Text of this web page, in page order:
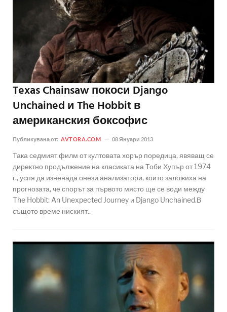
Texas Chainsaw покоси Django
Unchained и The Hobbit в
американския боксофис
Публикувана от: AVTORA.COM 08 Януари 2013
Така седмият филм от култовата хорър поредица, явяващ се
директно продължение на класиката на Тоби Хупър от 1974
г., успя да изненада онези анализатори, които заложиха на
прогнозата, че спорът за първото място ще се води между
The Hobbit: An Unexpected Journey и Django Unchained.В
същото време ниският..